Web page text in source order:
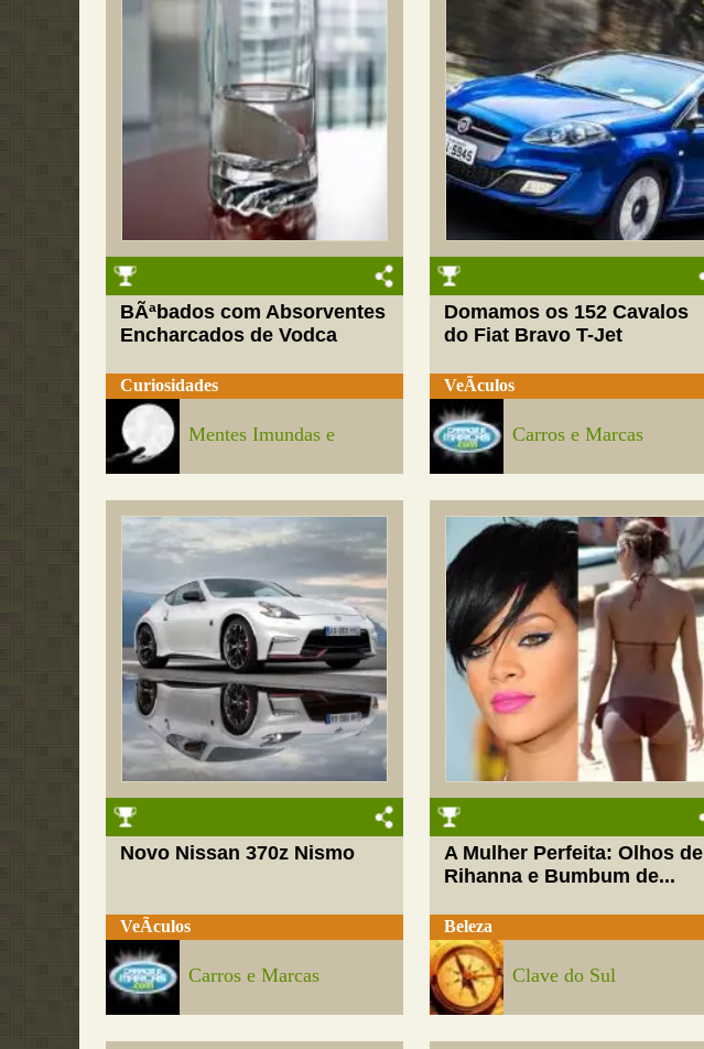
BÃªbados com Absorventes
Encharcados de Vodca
Curiosidades
Mentes Imundas e
Domamos os 152 Cavalos
do Fiat Bravo T-Jet
VeÃ­culos
Carros e Marcas
Novo Nissan 370z Nismo
VeÃ­culos
Carros e Marcas
A Mulher Perfeita: Olhos de
Rihanna e Bumbum de...
Beleza
Clave do Sul